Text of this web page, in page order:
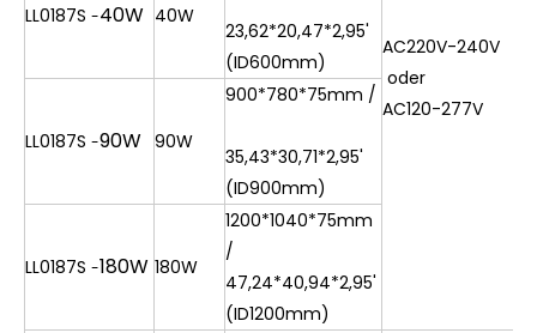
AC220V-240V
oder
AC120-277V
LL0187S -40W 40W
23,62*20,47*2,95'
(ID600mm)
LL0187S -90W 90W
900*780*75mm /
35,43*30,71*2,95'
(ID900mm)
LL0187S -180W 180W
1200*1040*75mm
/
47,24*40,94*2,95'
(ID1200mm)